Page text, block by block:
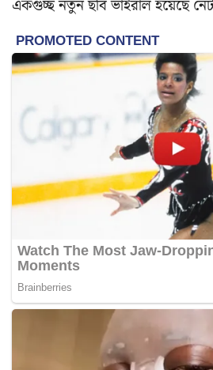
একগুচ্ছ নতুন ছবি ভাইরাল হয়েছে